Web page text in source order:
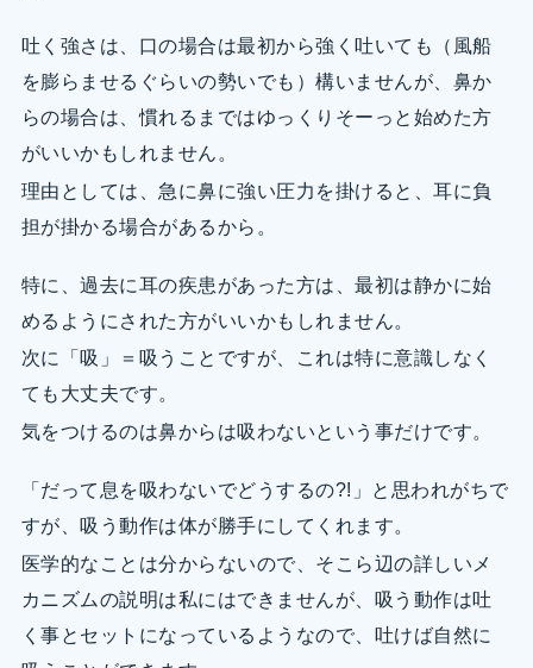
吐く強さは、口の場合は最初から強く吐いても（風船
を膨らませるぐらいの勢いでも）構いませんが、鼻か
らの場合は、慣れるまではゆっくりそーっと始めた方
がいいかもしれません。
理由としては、急に鼻に強い圧力を掛けると、耳に負
担が掛かる場合があるから。
特に、過去に耳の疾患があった方は、最初は静かに始
めるようにされた方がいいかもしれません。
次に「吸」＝吸うことですが、これは特に意識しなく
ても大丈夫です。
気をつけるのは鼻からは吸わないという事だけです。
「だって息を吸わないでどうするの?!」と思われがちで
すが、吸う動作は体が勝手にしてくれます。
医学的なことは分からないので、そこら辺の詳しいメ
カニズムの説明は私にはできませんが、吸う動作は吐
く事とセットになっているようなので、吐けば自然に